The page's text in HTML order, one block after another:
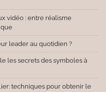
vidéo : entre réalisme
leader au quotidien ?
les secrets des symboles à
techniques pour obtenir le